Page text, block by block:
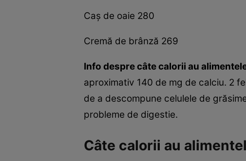
Caş de oaie 280
Cremă de brânză 269
Info despre câte calorii au
aproximativ 140 de mg de calciu. 2
de a descompune celulele de
probleme de digestie.
Câte calorii au